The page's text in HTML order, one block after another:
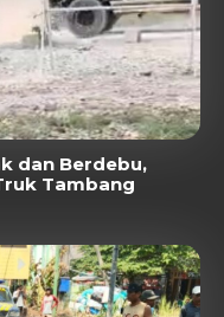
dan Berdebu,
Tambang